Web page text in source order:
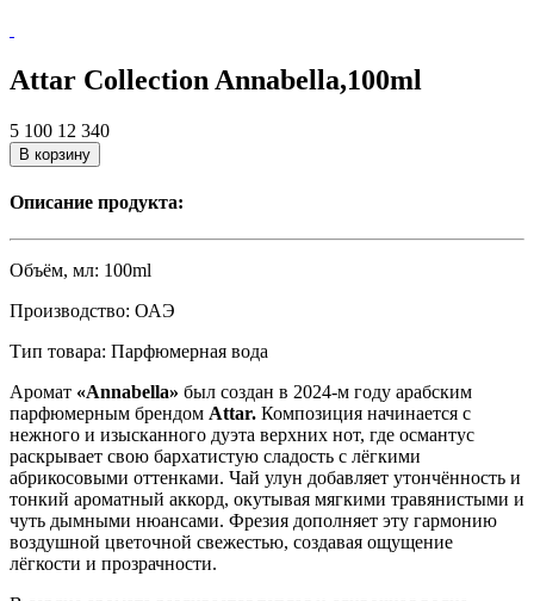
Attar Collection Annabella,100ml
5 100 12 340
В корзину
Описание продукта:
Объём, мл: 100ml
Производство: ОАЭ
Тип товара: Парфюмерная вода
Аромат «Annabella» был создан в 2024-м году арабским
парфюмерным брендом Attar. Композиция начинается с
нежного и изысканного дуэта верхних нот, где османтус
раскрывает свою бархатистую сладость с лёгкими
абрикосовыми оттенками. Чай улун добавляет утончённость и
тонкий ароматный аккорд, окутывая мягкими травянистыми и
чуть дымными нюансами. Фрезия дополняет эту гармонию
воздушной цветочной свежестью, создавая ощущение
лёгкости и прозрачности.